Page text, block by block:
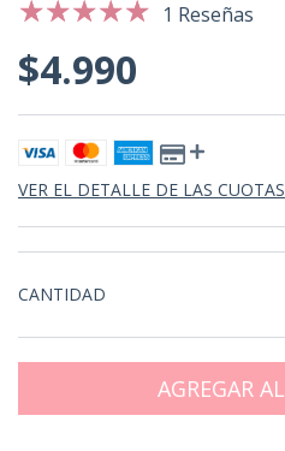
1 Reseñas
$4.990
VER EL DETALLE DE LAS CUOTAS
CANTIDAD